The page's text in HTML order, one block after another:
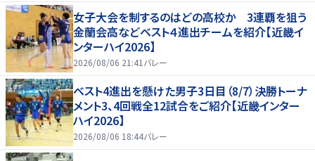
女子大会を制するのはどの高校か 3連覇を狙う
金蘭会高などベスト４進出チームを紹介【近畿イ
ンターハイ2026】
2026/08/06 21:41 バレー
ベスト4進出を懸けた男子3日目（8/7）決勝トーナ
メント3、4回戦全12試合をご紹介【近畿インター
ハイ2026】
2026/08/06 18:44バレー